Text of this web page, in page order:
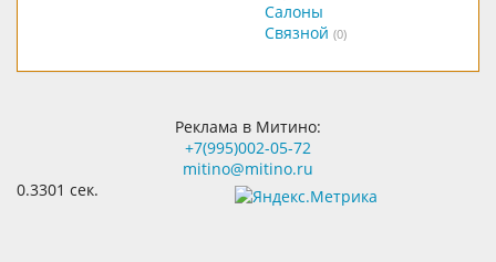
Салоны
Связной (0)
Реклама в Митино:
+7(995)002-05-72
mitino@mitino.ru
0.3301 сек.